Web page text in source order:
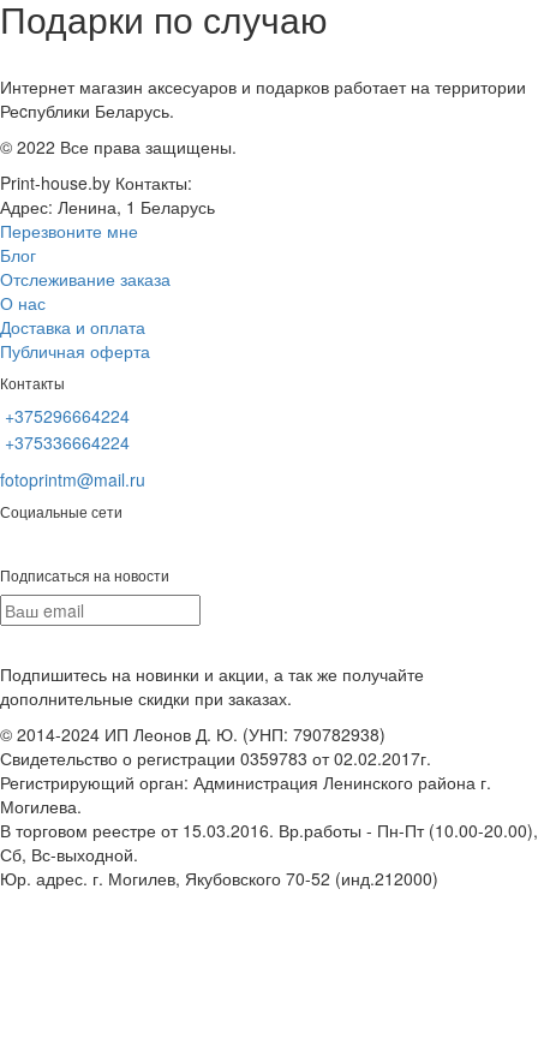
Подарки по случаю
Интернет магазин аксесуаров и подарков работает на территории
Реcпублики Беларусь.
© 2022 Все права защищены.
Print-house.by Контакты:
Адрес: Ленина, 1 Беларусь
Перезвоните мне
Блог
Отслеживание заказа
О нас
Доставка и оплата
Публичная оферта
Контакты
+375296664224
+375336664224
fotoprintm@mail.ru
Социальные сети
Подписаться на новости
Подпишитесь на новинки и акции, а так же получайте
дополнительные скидки при заказах.
© 2014-2024 ИП Леонов Д. Ю. (УНП: 790782938)
Свидетельство о регистрации 0359783 от 02.02.2017г.
Регистрирующий орган: Администрация Ленинского района г.
Могилева.
В торговом реестре от 15.03.2016. Вр.работы - Пн-Пт (10.00-20.00),
Сб, Вс-выходной.
Юр. адрес. г. Могилев, Якубовского 70-52 (инд.212000)